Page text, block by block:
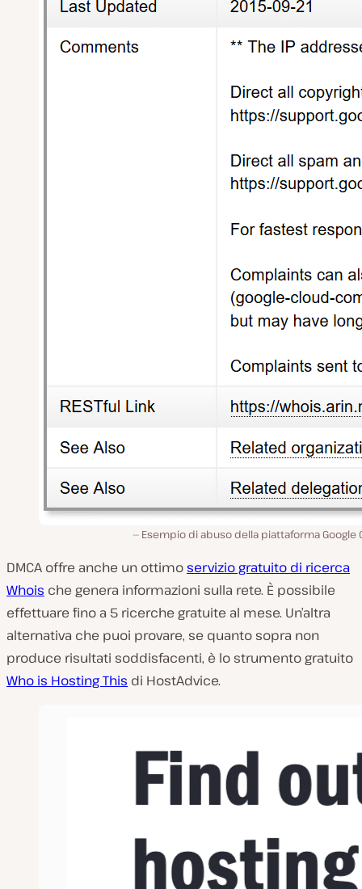
Esempio di abuso della piattaforma Google
DMCA offre anche un ottimoservizio gratuito di ricerca
Whois che genera informazioni sulla rete. È possibile
effettuare fino a 5 ricerche gratuite al mese. Un’altra
alternativa che puoi provare, se quanto sopra non
produce risultati soddisfacenti, è lo strumento gratuito
Who is Hosting This di HostAdvice.